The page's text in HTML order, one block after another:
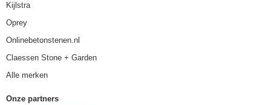
Kijlstra
Oprey
Onlinebetonstenen.nl
Claessen Stone + Garden
Alle merken
Onze partners